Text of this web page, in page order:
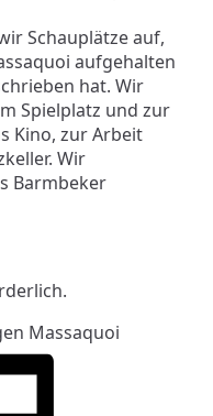
Schauplätze auf,
aufgehalten
hat. Wir
Spielplatz und zur
Kino, zur Arbeit
Wir
Barmbeker
Massaquoi